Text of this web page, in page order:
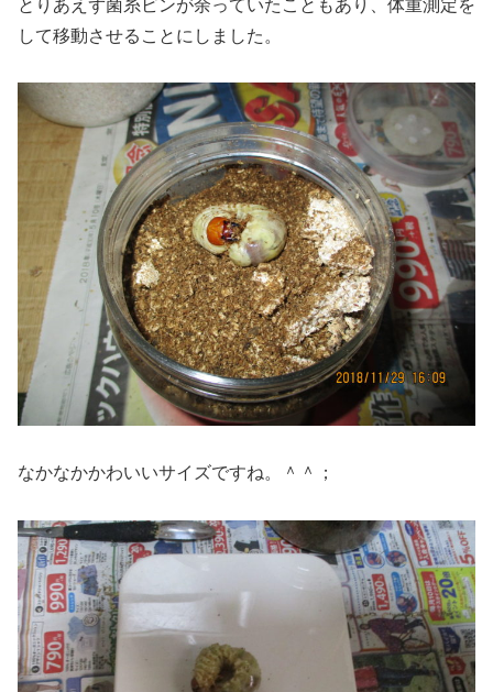
とりあえず菌糸ビンが余っていたこともあり、体重測定を
して移動させることにしました。
なかなかかわいいサイズですね。＾＾；